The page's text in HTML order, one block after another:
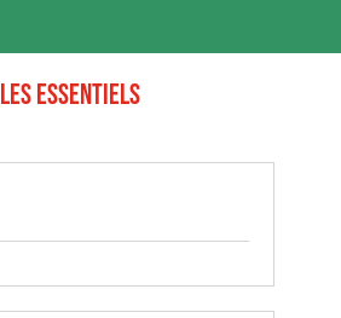
Les essentiels